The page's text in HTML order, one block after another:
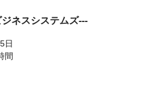
ネスシステムズ---
日
間